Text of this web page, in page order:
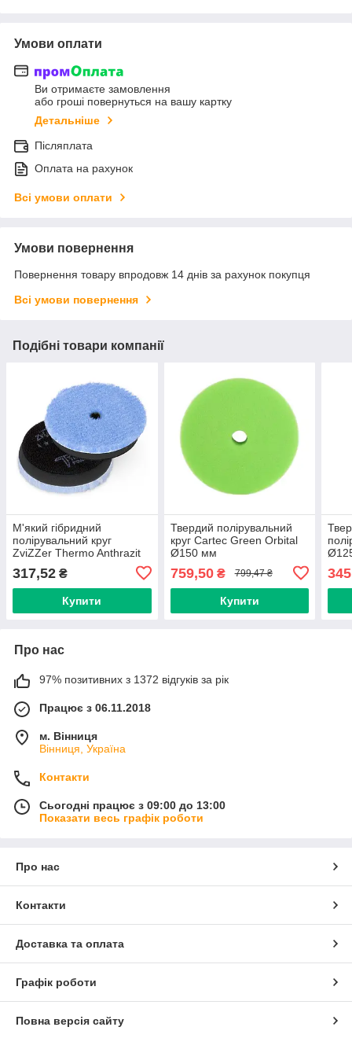
Умови оплати
Ви отримаєте замовлення
або гроші повернуться на вашу картку
Детальніше
Післяплата
Оплата на рахунок
Всі умови оплати
Умови повернення
Повернення товару впродовж 14 днів за рахунок покупця
Всі умови повернення
Подібні товари компанії
М'який гібридний
полірувальний круг
ZviZZer Thermo Anthrazit
317,52 ₴
Купити
Твердий полірувальний
круг Cartec Green Orbital
Ø150 мм
759,50₴ 799,47 ₴
Купити
Про нас
97% позитивних з 1372 відгуків за рік
Працює з 06.11.2018
м. Вінниця
Вінниця, Україна
Контакти
Сьогодні працює з 09:00 до 13:00
Показати весь графік роботи
Про нас
Контакти
Доставка та оплата
Графік роботи
Повна версія сайту